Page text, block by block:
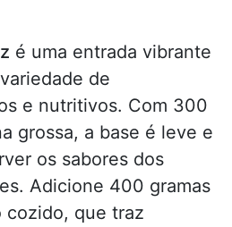
é uma entrada vibrante
de
e nutritivos. Com 300
grossa, a base é leve e
os sabores dos
Adicione 400 gramas
cozido, que traz